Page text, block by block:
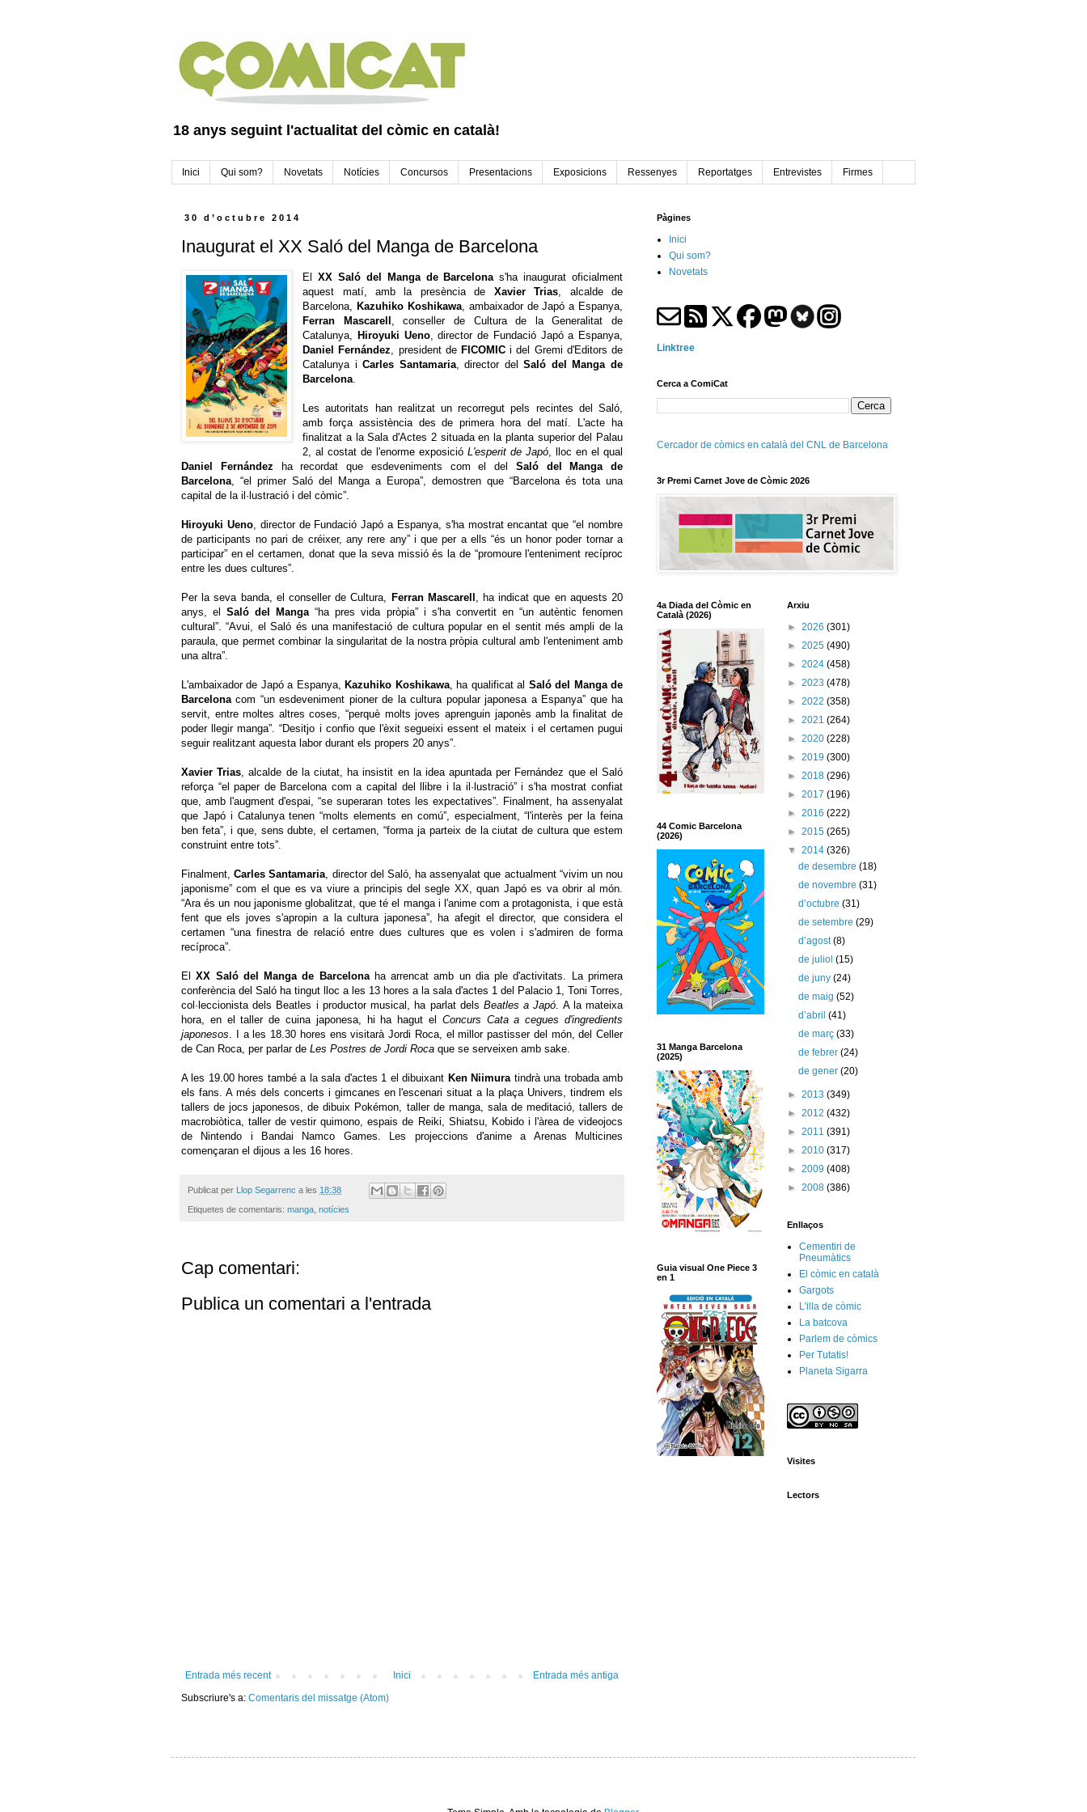
18 anys seguint l'actualitat del còmic en català!
Inici Qui som? Novetats Notícies Concursos Presentacions Exposicions Ressenyes Reportatges Entrevistes Firmes
30 d’octubre 2014
Inaugurat el XX Saló del Manga de Barcelona
ElXX Saló del Manga de Barcelonas'ha inaugurat oficialment
aquest matí, amb la presència de Xavier Trias, alcalde de
Barcelona, Kazuhiko Koshikawa, ambaixador de Japó a Espanya,
Ferran Mascarell , conseller de Cultura de la Generalitat de
Catalunya, Hiroyuki Ueno, director de Fundació Japó a Espanya,
Daniel Fernández, president de FICOMIC i del Gremi d'Editors de
Catalunya iCarles Santamaria, director delSaló del Manga de
Barcelona.
Les autoritats han realitzat un recorregut pels recintes del Saló,
amb força assistència des de primera hora del matí. L'acte ha
finalitzat a la Sala d'Actes 2 situada en la planta superior del Palau
2, al costat de l'enorme exposicióL'esperit de Japó, lloc en el qual
Daniel Fernández ha recordat que esdeveniments com el del Saló del Manga de
Barcelona, “el primer Saló del Manga a Europa”, demostren que “Barcelona és tota una
capital de la il·lustració i del còmic”.
Hiroyuki Ueno, director de Fundació Japó a Espanya, s'ha mostrat encantat que “el nombre
de participants no pari de créixer, any rere any” i que per a ells “és un honor poder tornar a
participar” en el certamen, donat que la seva missió és la de “promoure l'enteniment recíproc
entre les dues cultures”.
Per la seva banda, el conseller de Cultura, Ferran Mascarell , ha indicat que en aquests 20
anys, elSaló del Manga“ha pres vida pròpia” i s'ha convertit en “un autèntic fenomen
cultural”. “Avui, el Saló és una manifestació de cultura popular en el sentit més ampli de la
paraula, que permet combinar la singularitat de la nostra pròpia cultural amb l'enteniment amb
una altra”.
L'ambaixador de Japó a Espanya, Kazuhiko Koshikawa, ha qualificat al Saló del Manga de
Barcelonacom “un esdeveniment pioner de la cultura popular japonesa a Espanya” que ha
servit, entre moltes altres coses, “perquè molts joves aprenguin japonès amb la finalitat de
poder llegir manga”. “Desitjo i confio que l'èxit segueixi essent el mateix i el certamen pugui
seguir realitzant aquesta labor durant els propers 20 anys”.
Xavier Trias, alcalde de la ciutat, ha insistit en la idea apuntada per Fernández que el Saló
reforça “el paper de Barcelona com a capital del llibre i la il·lustració” i s'ha mostrat confiat
que, amb l'augment d'espai, “se superaran totes les expectatives”. Finalment, ha assenyalat
que Japó i Catalunya tenen “molts elements en comú”, especialment, “l'interès per la feina
ben feta”, i que, sens dubte, el certamen, “forma ja parteix de la ciutat de cultura que estem
construint entre tots”.
Finalment,Carles Santamaria, director del Saló, ha assenyalat que actualment “vivim un nou
japonisme” com el que es va viure a principis del segle XX, quan Japó es va obrir al món.
“Ara és un nou japonisme globalitzat, que té el manga i l'anime com a protagonista, i que està
fent que els joves s'apropin a la cultura japonesa”, ha afegit el director, que considera el
certamen “una finestra de relació entre dues cultures que es volen i s'admiren de forma
recíproca”.
ElXX Saló del Manga de Barcelona ha arrencat amb un dia ple d'activitats. La primera
conferència del Saló ha tingut lloc a les 13 hores a la sala d'actes 1 del Palacio 1, Toni Torres,
col·leccionista dels Beatles i productor musical, ha parlat dels Beatles a Japó. A la mateixa
hora, en el taller de cuina japonesa, hi ha hagut el Concurs Cata a cegues d'ingredients
japonesos. I a les 18.30 hores ens visitarà Jordi Roca, el millor pastisser del món, del Celler
de Can Roca, per parlar de Les Postres de Jordi Roca que se serveixen amb sake.
A les 19.00 hores també a la sala d'actes 1 el dibuixant Ken Niimuratindrà una trobada amb
els fans. A més dels concerts i gimcanes en l'escenari situat a la plaça Univers, tindrem els
tallers de jocs japonesos, de dibuix Pokémon, taller de manga, sala de meditació, tallers de
macrobiòtica, taller de vestir quimono, espais de Reiki, Shiatsu, Kobido i l'àrea de videojocs
de Nintendo i Bandai Namco Games. Les projeccions d'anime a Arenas Multicines
començaran el dijous a les 16 hores.
Publicat per Llop Segarrenc a les 18:38
Etiquetes de comentaris: manga, notícies
Cap comentari:
Publica un comentari a l'entrada
Entrada més recent Entrada més antiga
Inici
Subscriure's a: Comentaris del missatge (Atom)
Pàgines
Inici
Qui som?
Novetats
Linktree
Cerca a ComiCat
Cercador de còmics en català del CNL de Barcelona
3r Premi Carnet Jove de Còmic 2026
4a Diada del Còmic en
Català (2026)
44 Comic Barcelona
(2026)
31 Manga Barcelona
(2025)
Guia visual One Piece 3
en 1
Arxiu
► 2026 (301)
► 2025 (490)
► 2024 (458)
► 2023 (478)
► 2022 (358)
► 2021 (264)
► 2020 (228)
► 2019 (300)
► 2018 (296)
► 2017 (196)
► 2016 (222)
► 2015 (265)
▼ 2014 (326)
de desembre(18)
de novembre(31)
d’octubre(31)
de setembre(29)
d’agost(8)
de juliol(15)
de juny(24)
de maig(52)
d’abril(41)
de març(33)
de febrer(24)
de gener(20)
► 2013 (349)
► 2012 (432)
► 2011 (391)
► 2010 (317)
► 2009 (408)
► 2008 (386)
Enllaços
Cementiri de
Pneumàtics
El còmic en català
Gargots
L'illa de còmic
La batcova
Parlem de còmics
Per Tutatis!
Planeta Sigarra
Visites
Lectors